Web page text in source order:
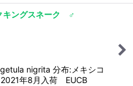
キングスネーク ♂
nigrita 分布:メキシコ
年8月入荷 EUCB